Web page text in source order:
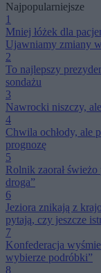
Najpopularniejsze
1
Mniej łóżek dla
Ujawniamy zmiany
2
To najlepszy
sondażu
3
Nawrocki niszczy,
4
Chwila ochłody, ale
prognozę
5
Rolnik zaorał
droga”
6
Jeziora znikają z
pytają, czy jeszcze
7
Konfederacja
wybierze podróbki”
8